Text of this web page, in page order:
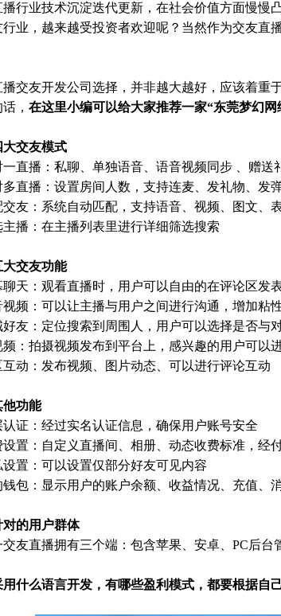
播行业技术沉淀迭代更新，在社会价值方面慢慢
行业，越来越受投资者欢迎呢？当然作为交友直
播交友开发公司选择，并非越大越好，应该着重
， 在这里小编可以给大家推荐一家“东莞梦幻
大交友模式
直播：私聊、单独语音、语音视频同步 、赠送
直播：设置房间人数，支持连麦、发礼物、发
友：系统自动匹配，支持语音、视频、图文、
播：在主播列表里进行详细筛选搜索
大交友功能
天：观看直播时，用户可以自由的在评论区发
频：可以让主播与用户之间进行沟通，增加粘
友：定位搜索到周围人，用户可以选择是否与
：拍摄视频发布到平台上，感兴趣的用户可以
动：发布视频、图片动态、可以进行评论互动
他功能
证：经过实名认证信息，确保用户账号安全
置：自定义直播间、相册、动态收费标准，经
置：可以设置仅部分好友可见内容
包：显示用户的账户余额、收益情况、充值、
对的用户群体
友直播拥有三个端：包含苹果、安卓、PC后台
用什么语言开发，有哪些盈利模式，都要根据自